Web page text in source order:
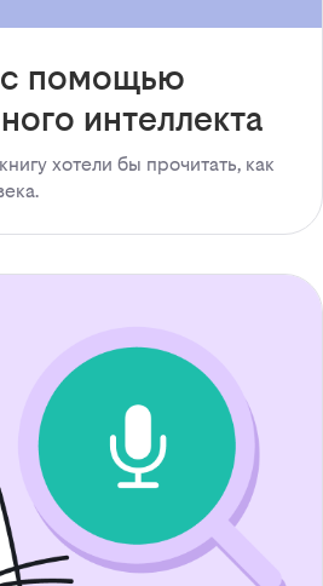
с помощью
интеллекта
хотели бы прочитать, как